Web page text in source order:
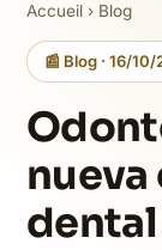
Accueil › Blog
📰 Blog · 16/
nueva
dental